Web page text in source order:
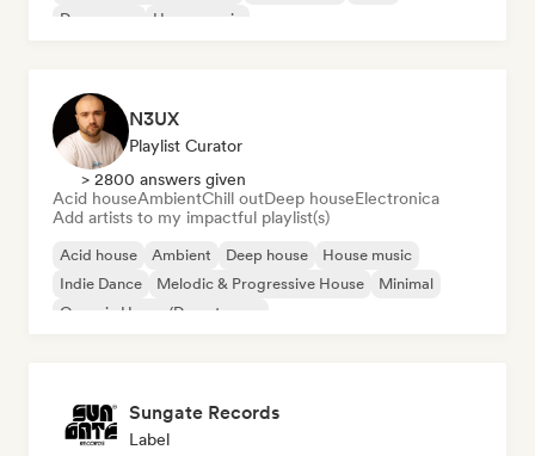
Dream pop
House music
N3UX
Playlist Curator
> 2800 answers given
Acid houseAmbientChill outDeep houseElectronica
Add artists to my impactful playlist(s)
Acid house Ambient Deep house
House music
Indie Dance
Melodic & Progressive House
Minimal
Organic House/Downtempo
Sungate Records
Label